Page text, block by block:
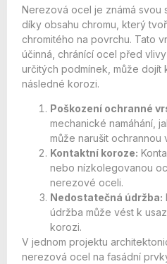
Nerezová ocel je známá svou
díky obsahu chromu, který
chromitého na povrchu. Tato
účinná, chránící ocel před
určitých podmínek, může dojít
následné korozi.
Poškození ochranné
mechanické namáhání,
může narušit ochrannou
Kontaktní koroze:
nebo nízkolegovanou
nerezové oceli.
Nedostatečná údržba:
údržba může vést k
korozi.
V jednom projektu
nerezová ocel na fasádní